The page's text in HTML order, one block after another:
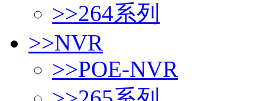
>>264系列
>>NVR
>>POE-NVR